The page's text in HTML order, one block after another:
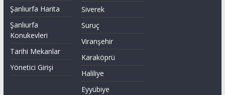
Şanlıurfa Harita
Şanlıurfa
Konukevleri
Tarihi Mekanlar
Yönetici Girişi
Siverek
Suruç
Viranşehir
Karaköprü
Haliliye
Eyyübiye